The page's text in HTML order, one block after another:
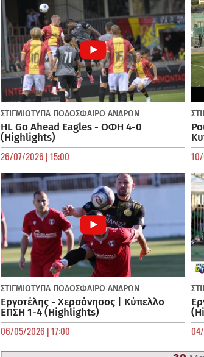
ΣΤΙΓΜΙΟΤΥΠΑ ΠΟΔΌΣΦΑΙΡΟ ΑΝΔΡΏΝ
HL Go Ahead Eagles - ΟΦΗ 4-0
(Highlights)
26/07/2026 | 15:00
ΣΤΙΓΜΙΟΤΥΠΑ ΠΟΔΌΣΦΑΙΡΟ ΑΝΔΡΏΝ
Εργοτέλης - Χερσόνησος | Κύπελλο
ΕΠΣΗ 1-4 (Highlights)
06/05/2026 | 17:00